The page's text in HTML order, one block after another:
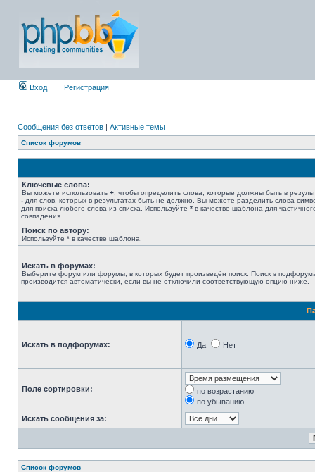
Вход Регистрация
Сообщения без ответов | Активные темы
Список форумов
Ключевые слова:
Вы можете использовать + , чтобы определить слова, которые должны быть в
- для слов, которых в результатах быть не должно. Вы можете разделить слова
для поиска любого слова из списка. Используйте * в качестве шаблона для
совпадения.
Поиск по автору:
Используйте * в качестве шаблона.
Искать в форумах:
Выберите форум или форумы, в которых будет произведён поиск. Поиск в
производится автоматически, если вы не отключили соответствующую опцию ниже.
Искать в подфорумах: Да Нет
Поле сортировки:
по возрастанию
по убыванию
Искать сообщения за:
Список форумов